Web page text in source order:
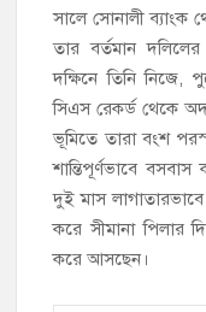
সালে সোনালী ব্যাংক
তার বর্তমান
দক্ষিনে তিনি নিজে,
সিএস রেকর্ড থেকে
ভূমিতে তারা বংশ
শান্তিপূর্ণভাবে
দুই মাস
করে সীমানা পিলার
করে আসছেন।